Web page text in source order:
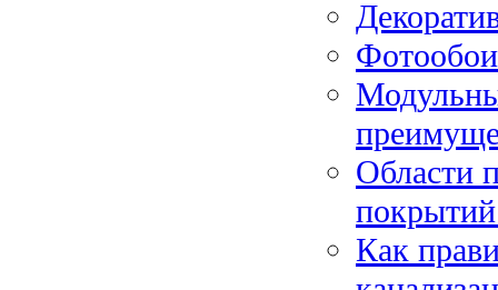
Области
Как